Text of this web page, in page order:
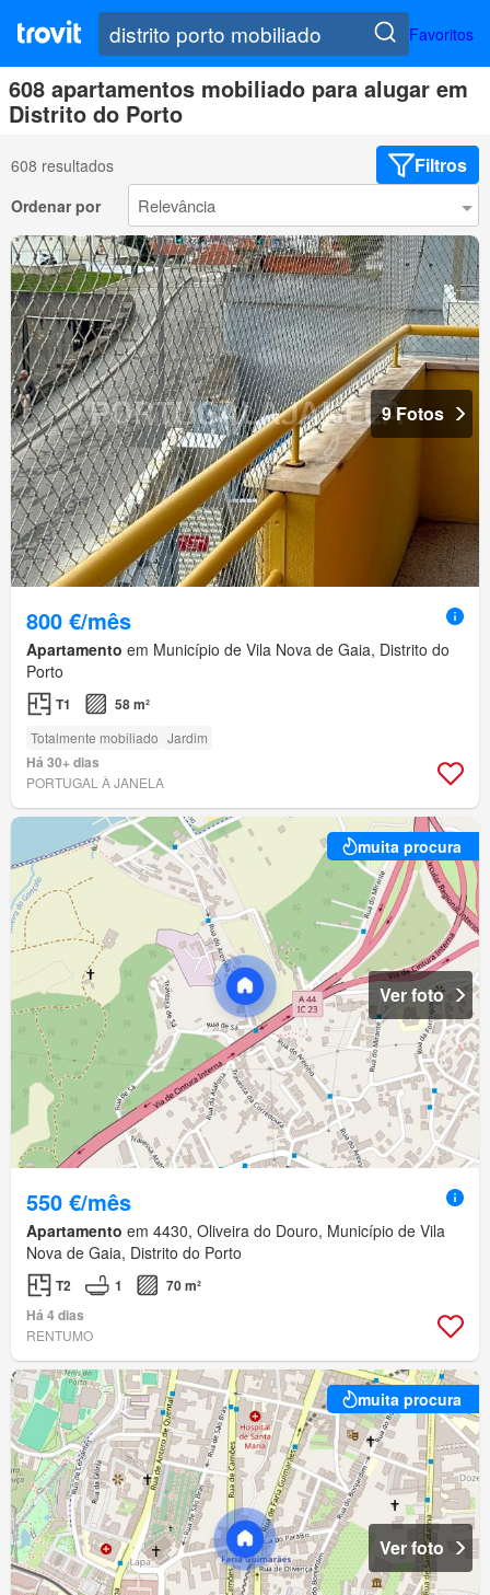
Favoritos
608 apartamentos mobiliado para alugar em
Distrito do Porto
608 resultados Filtros
Ordenar por
9 Fotos
800 €/mês
Apartamento em Município de Vila Nova de Gaia, Distrito do
Porto
T1 58 m²
Totalmente mobiliado Jardim
Há 30+ dias
PORTUGAL À JANELA
muita procura
Ver foto
550 €/mês
Apartamento em 4430, Oliveira do Douro, Município de Vila
Nova de Gaia, Distrito do Porto
T2 1
70 m²
Há 4 dias
RENTUMO
muita procura
Ver foto